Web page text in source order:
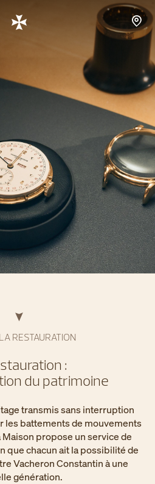
RESTAURATION
:
du patrimoine
transmis sans interruption
les battements de mouvements
propose un service de
que chacun ait la possibilité de
Vacheron Constantin à une
génération.